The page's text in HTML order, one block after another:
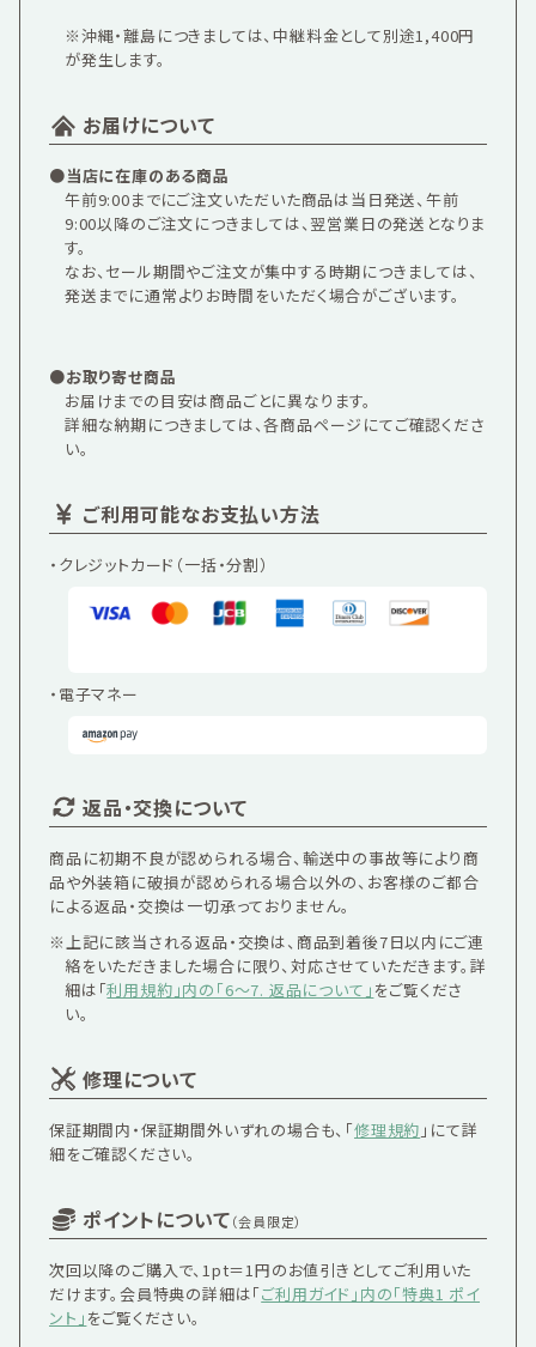
※沖縄・離島につきましては、中継料金として別途1,400円
が発生します。
お届けについて
●当店に在庫のある商品
午前9:00までにご注文いただいた商品は当日発送、午前
9:00以降のご注文につきましては、翌営業日の発送となりま
す。
なお、セール期間やご注文が集中する時期につきましては、
発送までに通常よりお時間をいただく場合がございます。
●お取り寄せ商品
お届けまでの目安は商品ごとに異なります。
詳細な納期につきましては、各商品ページにてご確認くださ
い。
ご利用可能なお支払い方法
・クレジットカード（一括・分割）
・電子マネー
返品・交換について
商品に初期不良が認められる場合、輸送中の事故等により商
品や外装箱に破損が認められる場合以外の、お客様のご都合
による返品・交換は一切承っておりません。
※上記に該当される返品・交換は、 商品到着後7日以内 にご連
絡をいただきました場合に限り、対応させていただきます。詳
細は「利用規約」内の「6〜7. 返品について」 をご覧くださ
い。
修理について
保証期間内・保証期間外いずれの場合も、「修理規約 」にて詳
細をご確認ください。
ポイントについて（会員限定）
次回以降のご購入で、1pt＝1円のお値引きとしてご利用いた
だけます。会員特典の詳細は「ご利用ガイド」内の「特典1 ポイ
ント」 をご覧ください。